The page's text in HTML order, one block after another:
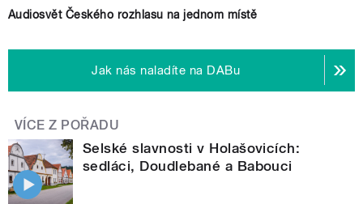
Audiosvět Českého rozhlasu na jednom místě
Jak nás naladíte na DABu
VÍCE Z POŘADU
Selské slavnosti v Holašovicích:
sedláci, Doudlebané a Babouci